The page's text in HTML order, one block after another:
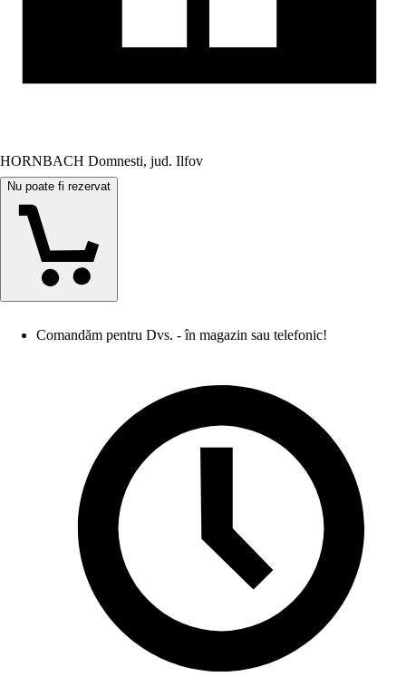
HORNBACH Domnesti, jud. Ilfov
Nu poate fi rezervat
Comandăm pentru Dvs. - în magazin sau telefonic!